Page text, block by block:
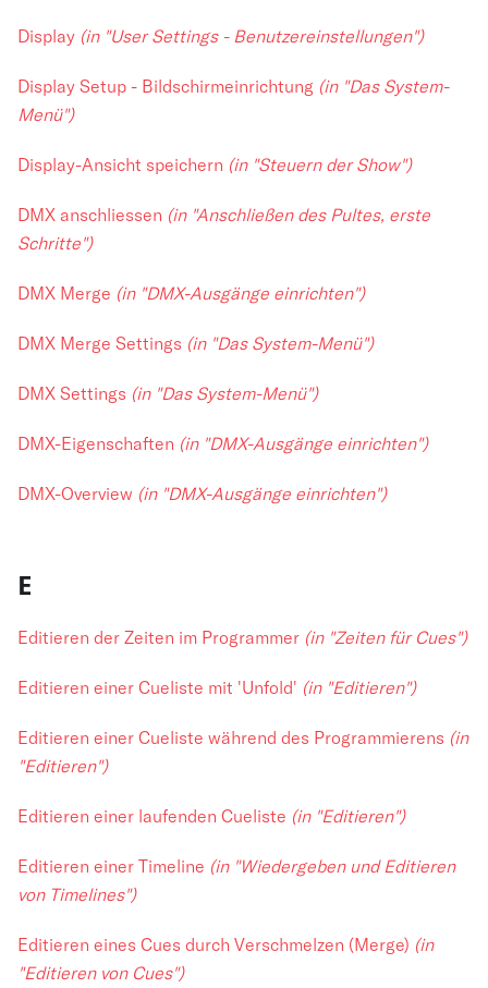
Display (in "User Settings - Benutzereinstellungen")
Display Setup - Bildschirmeinrichtung (in "Das System-
Menü")
Display-Ansicht speichern (in "Steuern der Show")
DMX anschliessen (in "Anschließen des Pultes, erste
Schritte")
DMX Merge (in "DMX-Ausgänge einrichten")
DMX Merge Settings (in "Das System-Menü")
DMX Settings (in "Das System-Menü")
DMX-Eigenschaften (in "DMX-Ausgänge einrichten")
DMX-Overview (in "DMX-Ausgänge einrichten")
E
Editieren der Zeiten im Programmer (in "Zeiten für Cues")
Editieren einer Cueliste mit 'Unfold' (in "Editieren")
Editieren einer Cueliste während des Programmierens (in
"Editieren")
Editieren einer laufenden Cueliste (in "Editieren")
Editieren einer Timeline (in "Wiedergeben und Editieren
von Timelines")
Editieren eines Cues durch Verschmelzen (Merge) (in
"Editieren von Cues")